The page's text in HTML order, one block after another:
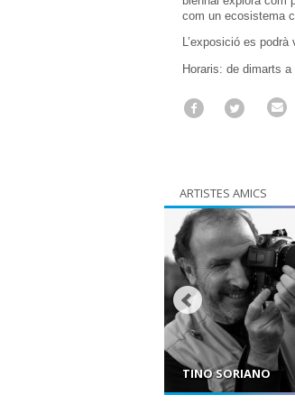
com un ecosistema
L’exposició es
Horaris: de dimarts
ARTISTES AMICS
TINO SORIANO